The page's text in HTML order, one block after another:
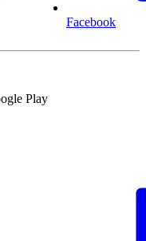
Facebook
Play